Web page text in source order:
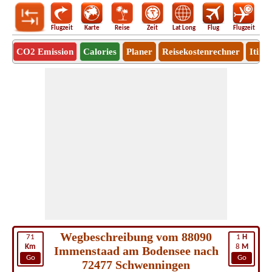
Flugzeit Karte Reise Zeit Lat Long Flug Flugzeit
CO2 Emission Calories Planer Reisekostenrechner
71
Km
Go
1 H
8 M
Go
Wegbeschreibung vom 88090
Immenstaad am Bodensee nach
72477 Schwenningen